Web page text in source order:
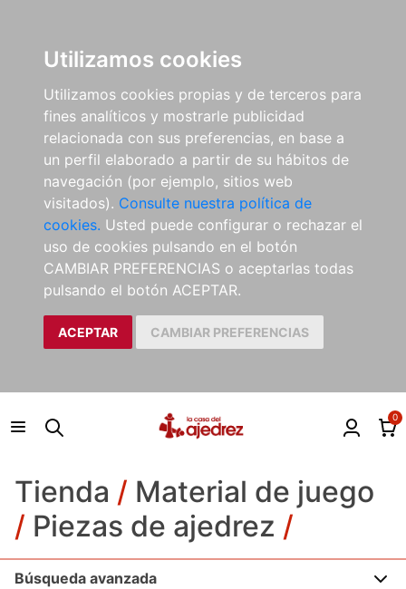
Utilizamos cookies
Utilizamos cookies propias y de terceros para
fines analíticos y mostrarle publicidad
relacionada con sus preferencias, en base a
un perfil elaborado a partir de su hábitos de
navegación (por ejemplo, sitios web
visitados). Consulte nuestra política de
cookies. Usted puede configurar o rechazar el
uso de cookies pulsando en el botón
CAMBIAR PREFERENCIAS o aceptarlas todas
pulsando el botón ACEPTAR.
ACEPTAR CAMBIAR PREFERENCIAS
0
Tienda / Material de juego
/ Piezas de ajedrez /
Búsqueda avanzada